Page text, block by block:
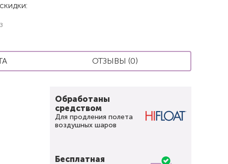
ОТЗЫВЫ (0)
Обработаны
средством
Для продления полета
воздушных шаров
Бесплатная